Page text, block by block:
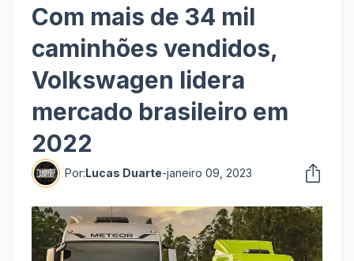
Com mais de 34 mil
caminhões vendidos,
Volkswagen lidera
mercado brasileiro em
2022
Por:Lucas Duarte-janeiro 09, 2023